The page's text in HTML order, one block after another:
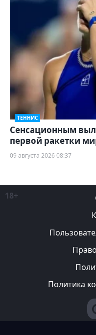
ТЕННИС
Сенсационным
первой ракетки
09 августа 2026 08:37
18+
Политика